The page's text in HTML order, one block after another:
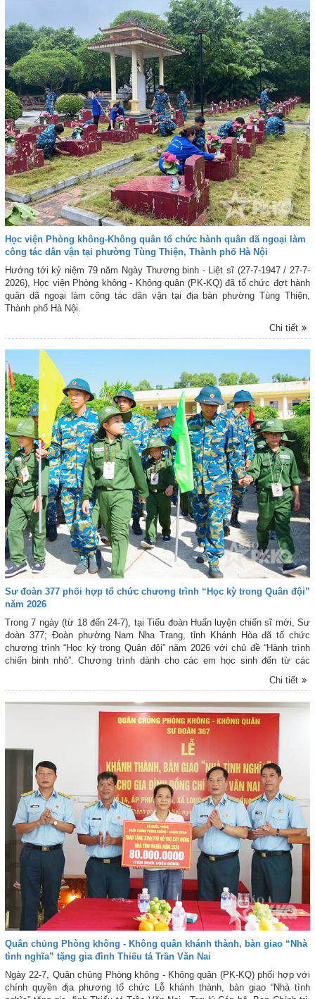
Học viện Phòng không-Không quân tổ chức hành quân dã ngoại làm
công tác dân vận tại phường Tùng Thiện, Thành phố Hà Nội
Hướng tới kỷ niệm 79 năm Ngày Thương binh - Liệt sĩ (27-7-1947 / 27-7-
2026), Học viện Phòng không - Không quân (PK-KQ) đã tổ chức đợt hành
quân dã ngoại làm công tác dân vận tại địa bàn phường Tùng Thiện,
Thành phố Hà Nội.
Chi tiết
Sư đoàn 377 phối hợp tổ chức chương trình “Học kỳ trong Quân đội”
năm 2026
Trong 7 ngày (từ 18 đến 24-7), tại Tiểu đoàn Huấn luyện chiến sĩ mới, Sư
đoàn 377; Đoàn phường Nam Nha Trang, tỉnh Khánh Hòa đã tổ chức
chương trình “Học kỳ trong Quân đội” năm 2026 với chủ đề “Hành trình
chiến binh nhỏ”. Chương trình dành cho các em học sinh đến từ các
Chi tiết
Quân chủng Phòng không - Không quân khánh thành, bàn giao “Nhà
tình nghĩa” tặng gia đình Thiếu tá Trần Văn Nai
Ngày 22-7, Quân chủng Phòng không - Không quân (PK-KQ) phối hợp với
chính quyền địa phương tổ chức Lễ khánh thành, bàn giao “Nhà tình